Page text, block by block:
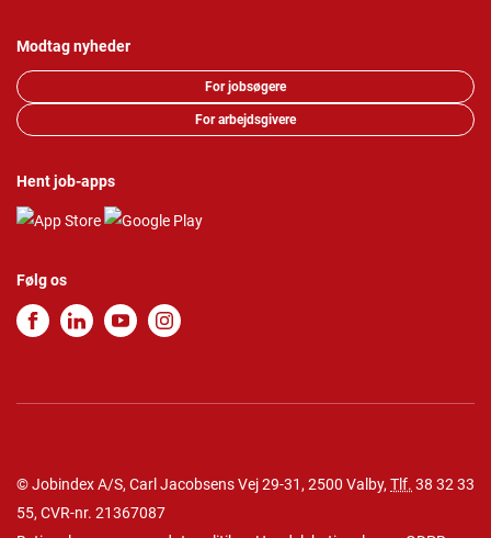
Modtag nyheder
For jobsøgere
For arbejdsgivere
Hent job-apps
Følg os
© Jobindex A/S, Carl Jacobsens Vej 29-31, 2500 Valby, Tlf. 38 32 33
55, CVR-nr. 21367087